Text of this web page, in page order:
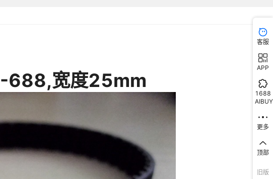
客服
APP
1688
AIBUY
更多
顶部
旧版